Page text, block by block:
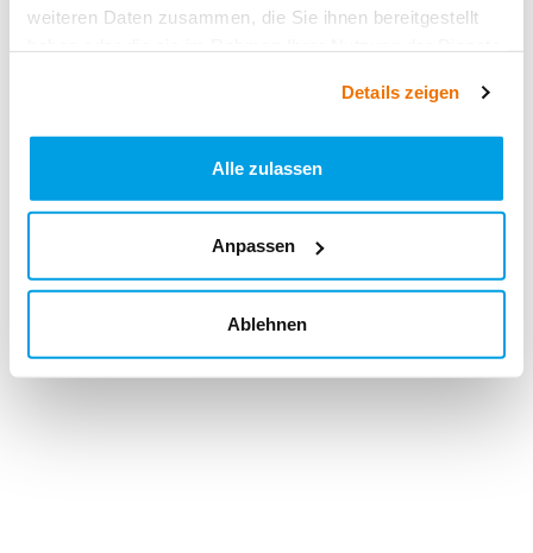
weiteren Daten zusammen, die Sie ihnen bereitgestellt
Details zeigen
Alle zulassen
Anpassen
Ablehnen